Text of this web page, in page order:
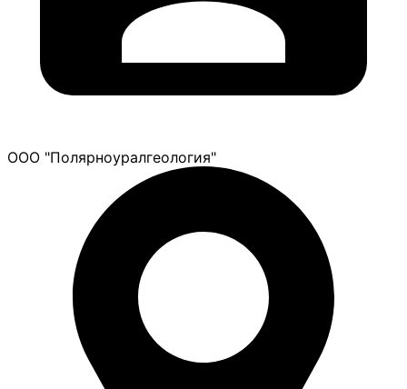
ООО "Полярноуралгеология"